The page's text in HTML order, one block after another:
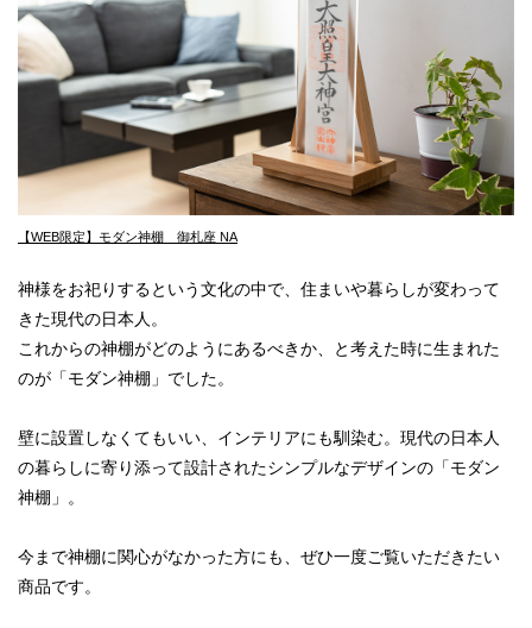
【WEB限定】モダン神棚 御札座 NA
神様をお祀りするという文化の中で、住まいや暮らしが変わって
きた現代の日本人。
これからの神棚がどのようにあるべきか、と考えた時に生まれた
のが「モダン神棚」でした。
壁に設置しなくてもいい、インテリアにも馴染む。現代の日本人
の暮らしに寄り添って設計されたシンプルなデザインの「モダン
神棚」。
今まで神棚に関心がなかった方にも、ぜひ一度ご覧いただきたい
商品です。